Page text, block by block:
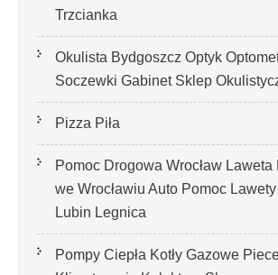
Trzcianka
Okulista Bydgoszcz Optyk
Soczewki Gabinet Sklep
Pizza Piła
Pomoc Drogowa Wrocław
we Wrocławiu Auto Pomoc Lawety
Lubin Legnica
Pompy Ciepła Kotły Gazowe